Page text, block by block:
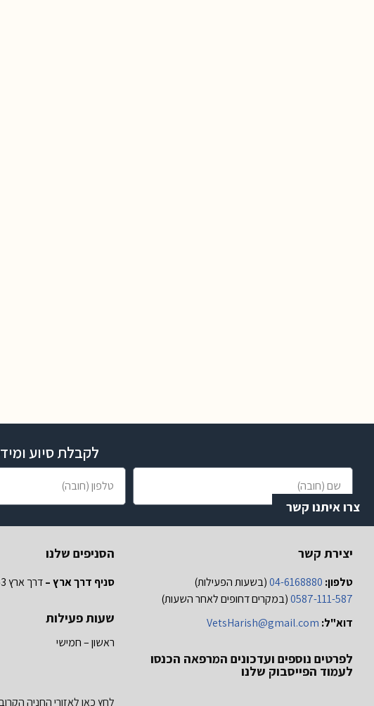
צרו איתנו קשר
לקבלת סיוע
יצירת קשר
טלפון: 04-6168880(בשעות הפעילות)
0587-111-587(במקרים דחופים לאחר השעות)
דוא"ל: VetsHarish@gmail.com
לפרטים נוספים ועדכונים המרפאה הכנסו
לעמוד הפייסבוק שלנו
הסניפים שלנו
סניף דרך ארץ –דרך ארץ 53, חריש –
שעות פעילות
ראשון – חמישי
לחץ כאן לאזורי החניה